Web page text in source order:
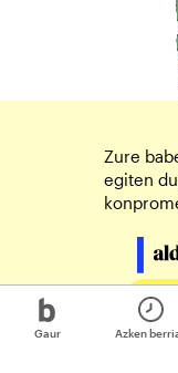
Gaur Azken
Zure
egiten